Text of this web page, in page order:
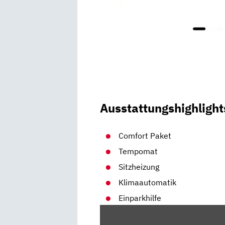
Comfort Paket
Tempomat
Sitzheizung
Klimaautomatik
Einparkhilfe